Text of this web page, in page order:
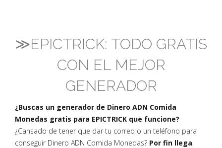
≫EPICTRICK: TODO GRATIS
CON EL MEJOR
GENERADOR
¿Buscas un generador de Dinero ADN Comida
Monedas gratis para EPICTRICK que funcione?
¿Cansado de tener que dar tu correo o un teléfono para
conseguir Dinero ADN Comida Monedas? Por fin llega